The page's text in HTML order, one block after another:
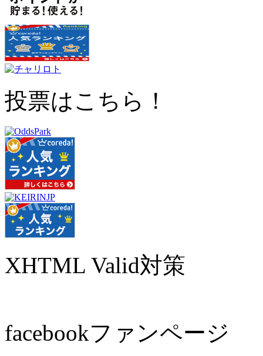
投票はこちら！
XHTML Valid対策
facebookファンページ